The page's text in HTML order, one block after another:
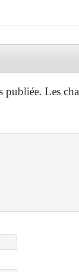
publiée. Les